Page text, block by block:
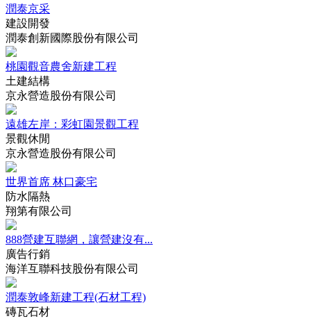
潤泰京采
建設開發
潤泰創新國際股份有限公司
桃園觀音農舍新建工程
土建結構
京永營造股份有限公司
遠雄左岸：彩虹園景觀工程
景觀休閒
京永營造股份有限公司
世界首席 林口豪宅
防水隔熱
翔第有限公司
888營建互聯網，讓營建沒有...
廣告行銷
海洋互聯科技股份有限公司
潤泰敦峰新建工程(石材工程)
磚瓦石材